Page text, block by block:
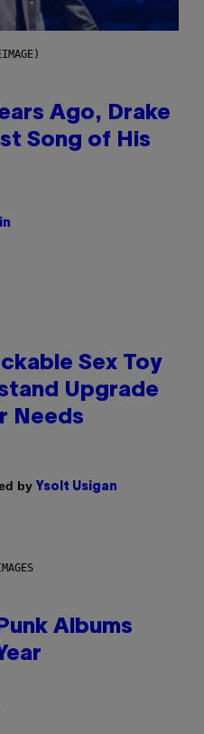
Ago, Drake
Song of His
Sex Toy
Upgrade
Needs
by Ysolt Usigan
Albums